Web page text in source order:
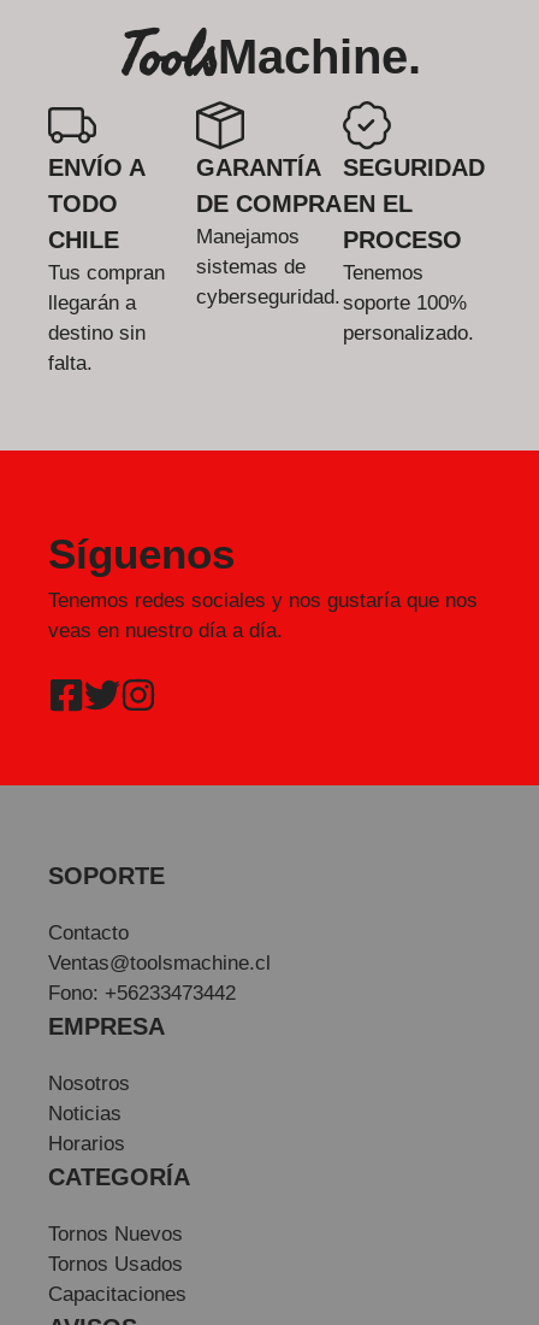
ToolsMachine.
ENVÍO A
TODO
CHILE
Tus compran
llegarán a
destino sin
falta.
GARANTÍA
DE COMPRA
Manejamos
sistemas de
cyberseguridad.
SEGURIDAD
EN EL
PROCESO
Tenemos
soporte 100%
personalizado.
Síguenos
Tenemos redes sociales y nos gustaría que nos
veas en nuestro día a día.
SOPORTE
Contacto
Ventas@toolsmachine.cl
Fono: +56233473442
EMPRESA
Nosotros
Noticias
Horarios
CATEGORÍA
Tornos Nuevos
Tornos Usados
Capacitaciones